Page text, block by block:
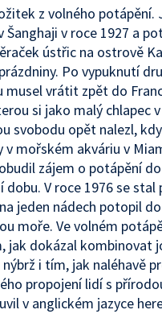
z volného potápění.
Šanghaji v roce 1927 a
ústřic na ostrově
Po vypuknutí
musel vrátit zpět do
si jako malý chlapec v
svobodu opět nalezl,
mořském akváriu v
zájem o potápění
dobu. V roce 1976 se stal
jeden nádech potopil
moře. Ve volném
jak dokázal kombinovat
i tím, jak naléhavě
propojení lidí s
v anglickém jazyce